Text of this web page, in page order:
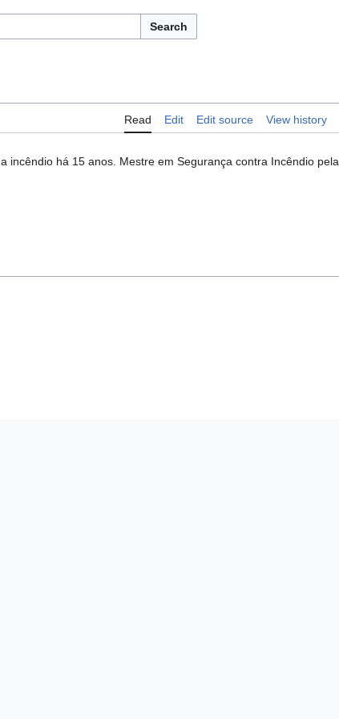
Search
Read Edit Edit source View history
a incêndio há 15 anos. Mestre em Segurança contra Incêndio pela